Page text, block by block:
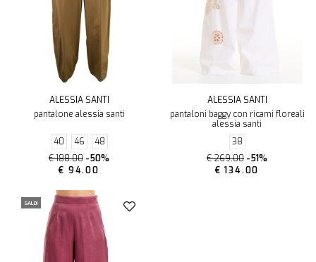
ALESSIA SANTI
pantalone alessia santi
40 46
48
€ 188.00 -50%
€ 94.00
ALESSIA SANTI
pantaloni baggy con ricami floreali
alessia santi
38
€ 269.00 -51%
€ 134.00
SALDI